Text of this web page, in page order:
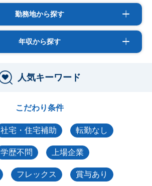
勤務地から探す
年収から探す
人気キーワード
こだわり条件
社宅・住宅補助 転勤なし
学歴不問 上場企業
フレックス 賞与あり